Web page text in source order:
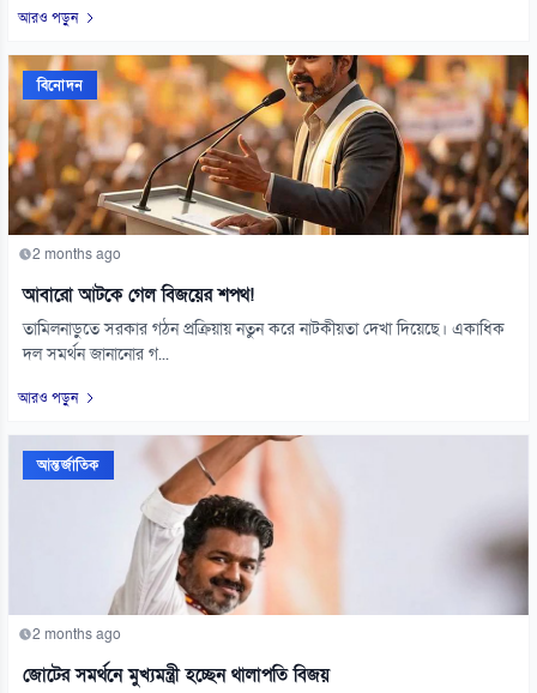
আরও পড়ুন
বিনোদন
2 months ago
আবারো আটকে গেল বিজয়ের শপথ!
তামিলনাড়ুতে সরকার গঠন প্রক্রিয়ায় নতুন করে নাটকীয়তা দেখা দিয়েছে। একাধিক
দল সমর্থন জানানোর গ...
আরও পড়ুন
আন্তর্জাতিক
2 months ago
জোটের সমর্থনে মুখ্যমন্ত্রী হচ্ছেন থালাপতি বিজয়